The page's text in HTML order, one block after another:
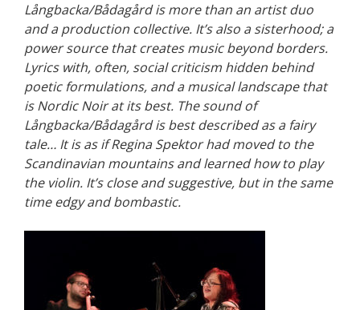
Långbacka/Bådagårdis more than an artist duo
and a production collective. It’s also a sisterhood; a
power source that creates music beyond borders.
Lyrics with, often, social criticism hidden behind
poetic formulations, and a musical landscape that
is Nordic Noir at its best. The sound of
Långbacka/Bådagård is best described as a fairy
tale… It is as if Regina Spektor had moved to the
Scandinavian mountains and learned how to play
the violin. It’s close and suggestive, but in the same
time edgy and bombastic.